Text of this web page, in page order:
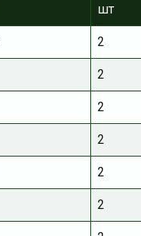
шт
2
2
2
2
2
2